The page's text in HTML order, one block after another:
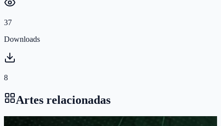
37
Downloads
8
Artes relacionadas